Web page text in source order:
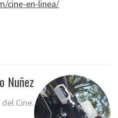
cine-en-linea/
Nuñez
Cine.